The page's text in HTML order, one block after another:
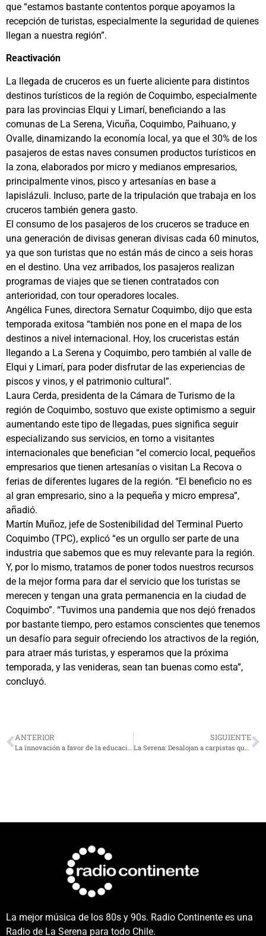
que “estamos bastante contentos porque apoyamos la
recepción de turistas, especialmente la seguridad de quienes
llegan a nuestra región”.
Reactivación
La llegada de cruceros es un fuerte aliciente para distintos
destinos turísticos de la región de Coquimbo, especialmente
para las provincias Elqui y Limarí, beneficiando a las
comunas de La Serena, Vicuña, Coquimbo, Paihuano, y
Ovalle, dinamizando la economía local, ya que el 30% de los
pasajeros de estas naves consumen productos turísticos en
la zona, elaborados por micro y medianos empresarios,
principalmente vinos, pisco y artesanías en base a
lapislázuli. Incluso, parte de la tripulación que trabaja en los
cruceros también genera gasto.
El consumo de los pasajeros de los cruceros se traduce en
una generación de divisas generan divisas cada 60 minutos,
ya que son turistas que no están más de cinco a seis horas
en el destino. Una vez arribados, los pasajeros realizan
programas de viajes que se tienen contratados con
anterioridad, con tour operadores locales.
Angélica Funes, directora Sernatur Coquimbo, dijo que esta
temporada exitosa “también nos pone en el mapa de los
destinos a nivel internacional. Hoy, los cruceristas están
llegando a La Serena y Coquimbo, pero también al valle de
Elqui y Limarí, para poder disfrutar de las experiencias de
piscos y vinos, y el patrimonio cultural”.
Laura Cerda, presidenta de la Cámara de Turismo de la
región de Coquimbo, sostuvo que existe optimismo a seguir
aumentando este tipo de llegadas, pues significa seguir
especializando sus servicios, en torno a visitantes
internacionales que benefician “el comercio local, pequeños
empresarios que tienen artesanías o visitan La Recova o
ferias de diferentes lugares de la región. “El beneficio no es
al gran empresario, sino a la pequeña y micro empresa”,
añadió.
Martín Muñoz, jefe de Sostenibilidad del Terminal Puerto
Coquimbo (TPC), explicó “es un orgullo ser parte de una
industria que sabemos que es muy relevante para la región.
Y, por lo mismo, tratamos de poner todos nuestros recursos
de la mejor forma para dar el servicio que los turistas se
merecen y tengan una grata permanencia en la ciudad de
Coquimbo”. “Tuvimos una pandemia que nos dejó frenados
por bastante tiempo, pero estamos conscientes que tenemos
un desafío para seguir ofreciendo los atractivos de la región,
para atraer más turistas, y esperamos que la próxima
temporada, y las venideras, sean tan buenas como esta”,
concluyó.
ANTERIOR
La innovación a favor de la educación
SIGUIENTE
La Serena: Desalojan a carpistas que pernoctaban en humedal urbano
La mejor música de los 80s y 90s. Radio Continente es una
Radio de La Serena para todo Chile.